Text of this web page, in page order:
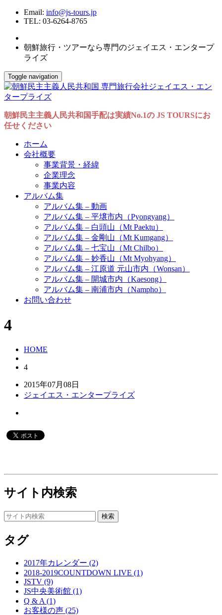
Email: info@js-tours.jp
TEL: 03-6264-8765
朝鮮旅行・ツアーなら専門のジェイエス・エンタープ
ライズ
Toggle navigation
朝鮮民主主義人民共和国手配は実績No.1の JS TOURSにお
任せください
ホーム
会社概要
事業背景・経緯
企業理念
事業内容
アルバム集
アルバム集 – 動画
アルバム集 – 平壌市内（Pyongyang）
アルバム集 – 白頭山（Mt Paektu）
アルバム集 – 金剛山（Mt Kumgang）
アルバム集 – 七宝山（Mt Chilbo）
アルバム集 – 妙香山（Mt Myohyang）
アルバム集 – 江原道 元山市内（Wonsan）
アルバム集 – 開城市内（Kaesong）
アルバム集 – 南浦市内（Nampho）
お問い合わせ
4
HOME
4
2015年07月08日
ジェイエス・エンタープライズ
サイト内検索
タグ
2017年カレンダー (2)
2018-2019COUNTDOWN LIVE (1)
JSTV (9)
JS中央美術館 (1)
Q & A (1)
お客様の声 (25)